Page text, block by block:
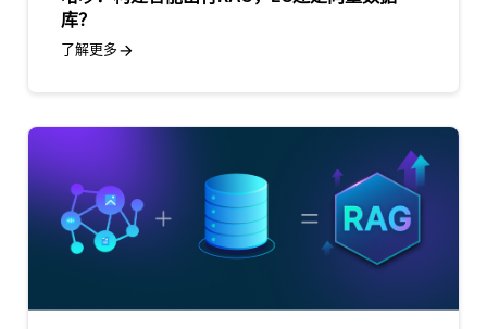
库？
了解更多